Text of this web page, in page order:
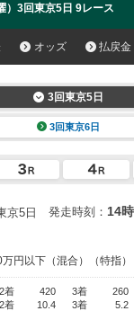
）3回東京5日 9レース
オッズ 払戻金
3回東京5日
3回東京6日
京5日 発走時刻： 14
円以下 （混合）（特指）
2着 420 3着
260
2着 10.4 3着 5.2